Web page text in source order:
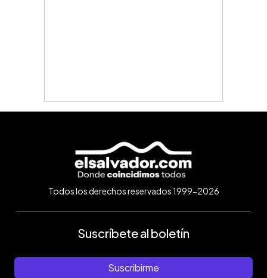
Todos los derechos reservados 1999-2026
Suscríbete al boletín
Suscribirme